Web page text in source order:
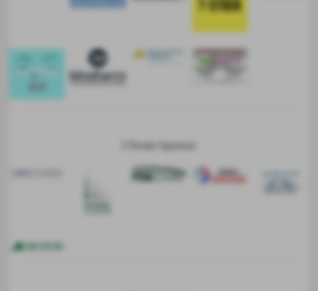
I Nostri Sponsor